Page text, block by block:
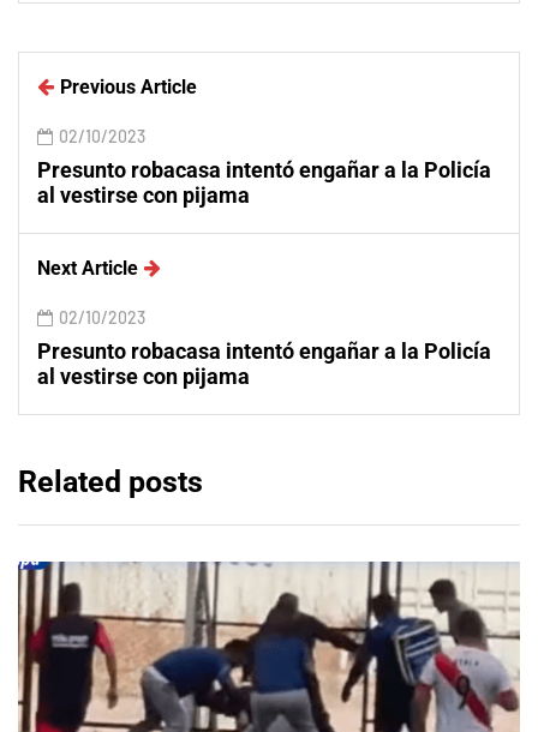
Previous Article
02/10/2023
Presunto robacasa intentó engañar a la Policía
al vestirse con pijama
Next Article
02/10/2023
Presunto robacasa intentó engañar a la Policía
al vestirse con pijama
Related posts